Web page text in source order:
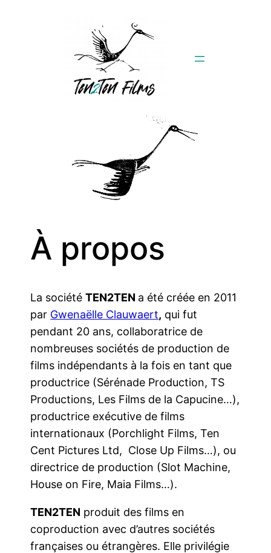
À propos
La sociétéTEN2TEN a été créée en 2011
par Gwenaëlle Clauwaert, qui fut
pendant 20 ans, collaboratrice de
nombreuses sociétés de production de
films indépendants à la fois en tant que
productrice (Sérénade Production, TS
Productions, Les Films de la Capucine…),
productrice exécutive de films
internationaux (Porchlight Films, Ten
Cent Pictures Ltd, Close Up Films…), ou
directrice de production (Slot Machine,
House on Fire, Maia Films…).
TEN2TEN produit des films en
coproduction avec d’autres sociétés
françaises ou étrangères. Elle privilégie